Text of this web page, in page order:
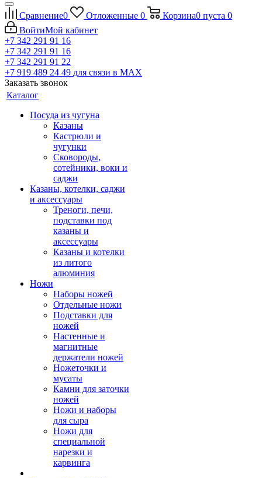
Сравнение0 Отложенные 0 Корзина0 пуста 0
ВойтиМой кабинет
+7 342 291 91 16
+7 342 291 91 16
+7 342 291 91 22
+7 919 489 24 49 для связи в МАХ
Заказать звонок
Каталог
Посуда из чугуна
Казаны
Кастрюли и
чугунки
Сковороды,
сотейники, воки и
саджи
Казаны, котелки, саджи
и аксессуары
Треноги, печи,
подставки под
казаны и
аксессуары
Казаны и котелки
из литого
алюминия
Ножи
Наборы ножей
Отдельные ножи
Подставки для
ножей
Настенные и
магнитные
держатели ножей
Ножеточки и
мусаты
Камни для заточки
ножей
Ножи и наборы
для сыра
Ножи для
специальной
нарезки и
карвинга